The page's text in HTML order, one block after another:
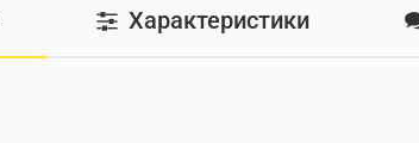
Характеристики